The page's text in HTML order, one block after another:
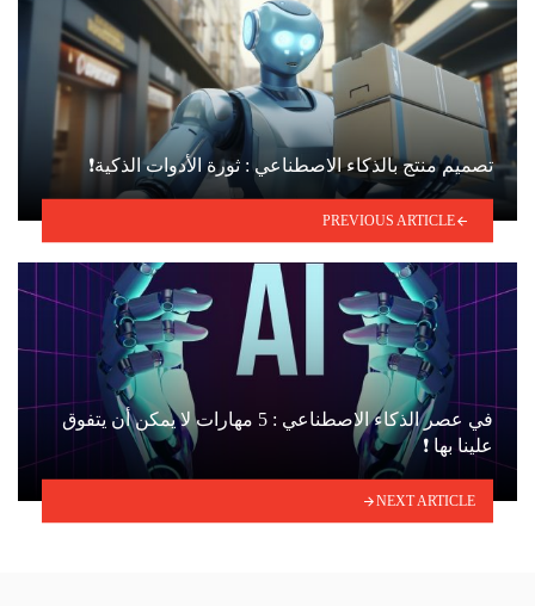
تصميم منتج بالذكاء الاصطناعي : ثورة الأدوات الذكية❗
PREVIOUS ARTICLE
في عصر الذكاء الاصطناعي : 5 مهارات لا يمكن أن يتفوق
علينا بها ❗
NEXT ARTICLE